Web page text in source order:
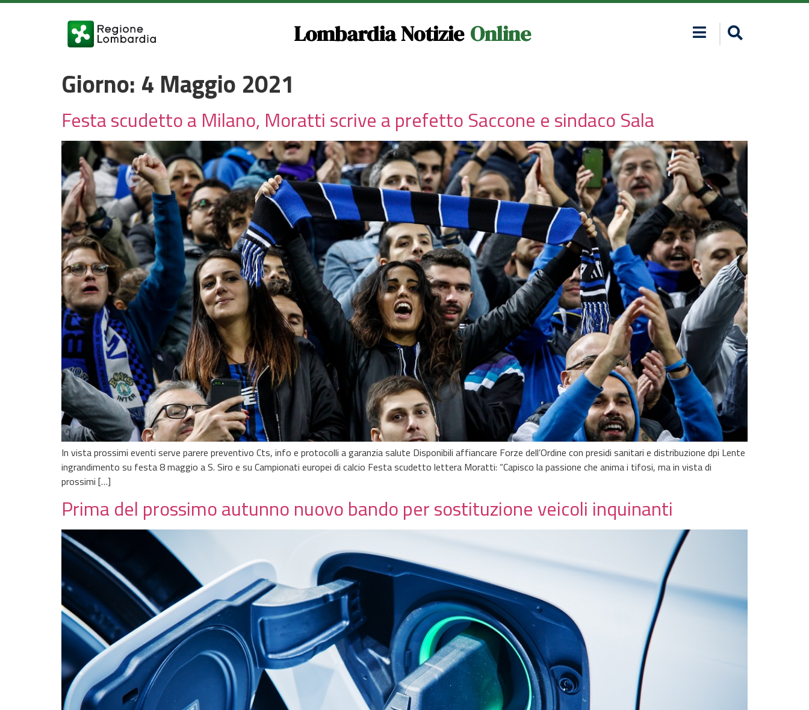
Lombardia Notizie Online
Giorno: 4 Maggio 2021
Festa scudetto a Milano, Moratti scrive a prefetto Saccone e sindaco Sala
In vista prossimi eventi serve parere preventivo Cts, info e protocolli a garanzia salute Disponibili affiancare Forze dell’Ordine con presidi sanitari e distribuzione dpi Lente
ingrandimento su festa 8 maggio a S. Siro e su Campionati europei di calcio Festa scudetto lettera Moratti: “Capisco la passione che anima i tifosi, ma in vista di
prossimi […]
Prima del prossimo autunno nuovo bando per sostituzione veicoli inquinanti